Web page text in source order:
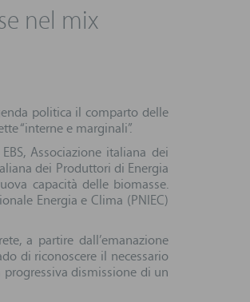
nel mix
politica il comparto delle
“interne e marginali”.
Associazione italiana dei
dei Produttori di Energia
capacità delle biomasse.
Energia e Clima (PNIEC)
a partire dall’emanazione
di riconoscere il necessario
dismissione di un